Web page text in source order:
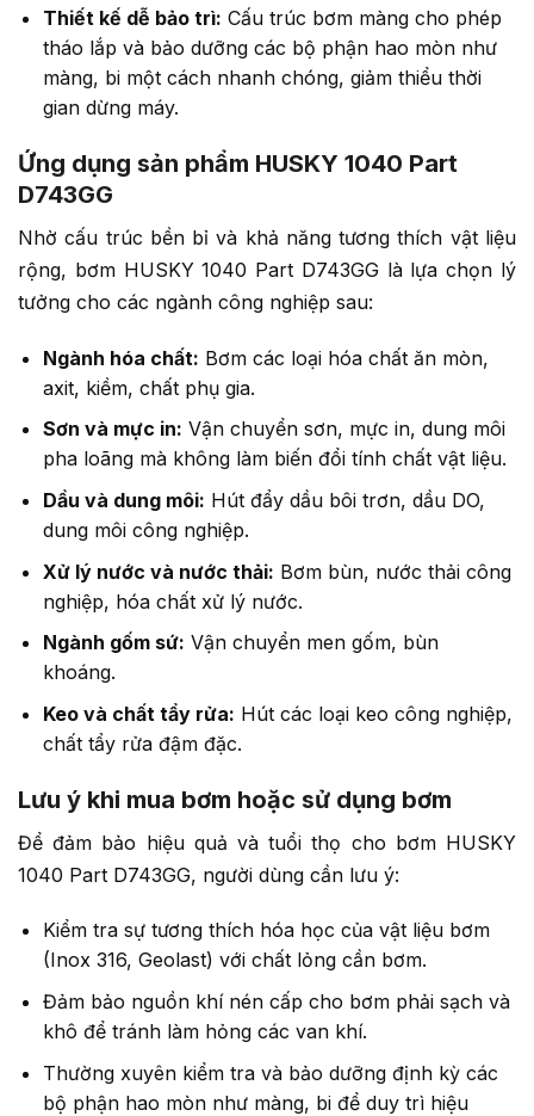
Thiết kế dễ bảo trì: Cấu trúc bơm màng cho phép
tháo lắp và bảo dưỡng các bộ phận hao mòn như
màng, bi một cách nhanh chóng, giảm thiểu thời
gian dừng máy.
Ứng dụng sản phẩm HUSKY 1040 Part
D743GG
Nhờ cấu trúc bền bỉ và khả năng tương thích vật liệu
rộng, bơm HUSKY 1040 Part D743GG là lựa chọn lý
tưởng cho các ngành công nghiệp sau:
Ngành hóa chất: Bơm các loại hóa chất ăn mòn,
axit, kiềm, chất phụ gia.
Sơn và mực in: Vận chuyển sơn, mực in, dung môi
pha loãng mà không làm biến đổi tính chất vật liệu.
Dầu và dung môi: Hút đẩy dầu bôi trơn, dầu DO,
dung môi công nghiệp.
Xử lý nước và nước thải: Bơm bùn, nước thải công
nghiệp, hóa chất xử lý nước.
Ngành gốm sứ: Vận chuyển men gốm, bùn
khoáng.
Keo và chất tẩy rửa: Hút các loại keo công nghiệp,
chất tẩy rửa đậm đặc.
Lưu ý khi mua bơm hoặc sử dụng bơm
Để đảm bảo hiệu quả và tuổi thọ cho bơm HUSKY
1040 Part D743GG, người dùng cần lưu ý:
Kiểm tra sự tương thích hóa học của vật liệu bơm
(Inox 316, Geolast) với chất lỏng cần bơm.
Đảm bảo nguồn khí nén cấp cho bơm phải sạch và
khô để tránh làm hỏng các van khí.
Thường xuyên kiểm tra và bảo dưỡng định kỳ các
bộ phận hao mòn như màng, bi để duy trì hiệu